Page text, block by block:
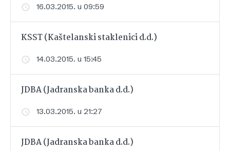
16.03.2015. u 09:59
KSST (Kaštelanski staklenici d.d.)
14.03.2015. u 15:45
JDBA (Jadranska banka d.d.)
13.03.2015. u 21:27
JDBA (Jadranska banka d.d.)